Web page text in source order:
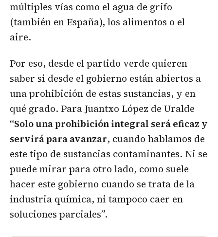
múltiples vías como el agua de grifo
(también en España), los alimentos o el
aire.
Por eso, desde el partido verde quieren
saber si desde el gobierno están abiertos a
una prohibición de estas sustancias, y en
qué grado. Para Juantxo López de Uralde
“Solo una prohibición integral será eficaz y
servirá para avanzar, cuando hablamos de
este tipo de sustancias contaminantes. Ni se
puede mirar para otro lado, como suele
hacer este gobierno cuando se trata de la
industria química, ni tampoco caer en
soluciones parciales”.